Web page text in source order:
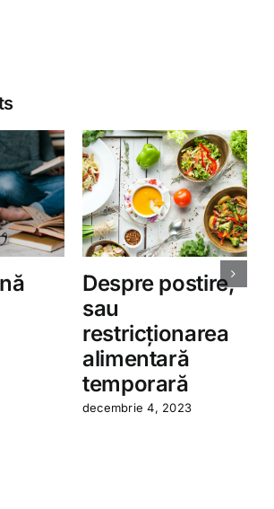
Despre postire,
sau
restricționarea
alimentară
temporară
decembrie 4, 2023